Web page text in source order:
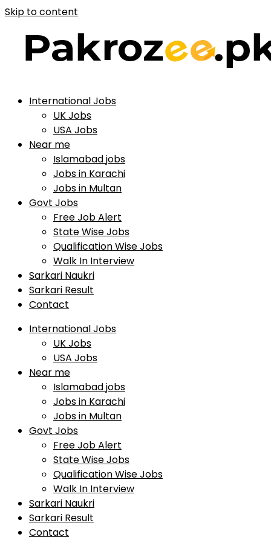
Skip to content
International Jobs
UK Jobs
USA Jobs
Near me
Islamabad jobs
Jobs in Karachi
Jobs in Multan
Govt Jobs
Free Job Alert
State Wise Jobs
Qualification Wise Jobs
Walk In Interview
Sarkari Naukri
Sarkari Result
Contact
International Jobs
UK Jobs
USA Jobs
Near me
Islamabad jobs
Jobs in Karachi
Jobs in Multan
Govt Jobs
Free Job Alert
State Wise Jobs
Qualification Wise Jobs
Walk In Interview
Sarkari Naukri
Sarkari Result
Contact